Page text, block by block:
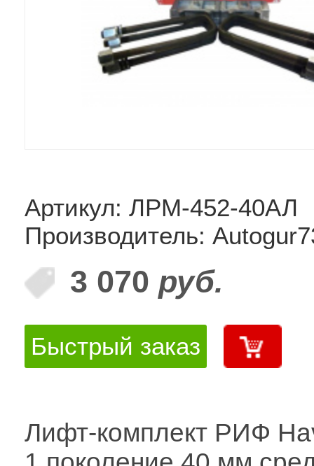
Артикул: ЛРМ-452-40АЛ
Производитель:
3 070 руб.
Быстрый заказ
Лифт-комплект РИФ